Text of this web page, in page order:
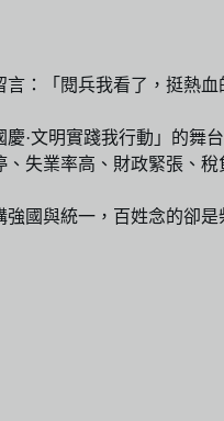
：「閱兵我看了，挺熱
·文明實踐我行動」的
失業率高、財政緊張、
國與統一，百姓念的卻